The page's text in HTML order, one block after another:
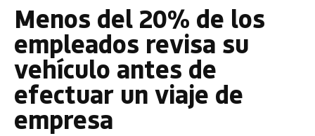
Menos del 20% de los
empleados revisa su
vehículo antes de
efectuar un viaje de
empresa